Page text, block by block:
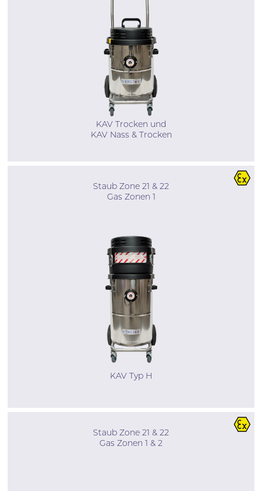
KAV Trocken und
KAV Nass & Trocken
KAV Typ H
Staub Zone 21 & 22
Gas Zonen 1
Staub Zone 21 & 22
Gas Zonen 1 & 2